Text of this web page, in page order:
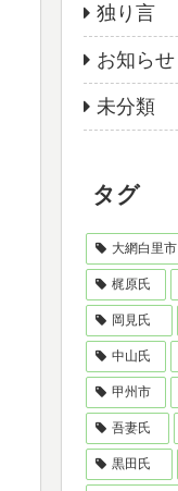
独り言
お知らせ
未分類
タグ
大網白里市
梶原氏
岡見氏
中山氏
甲州市
吾妻氏
黒田氏